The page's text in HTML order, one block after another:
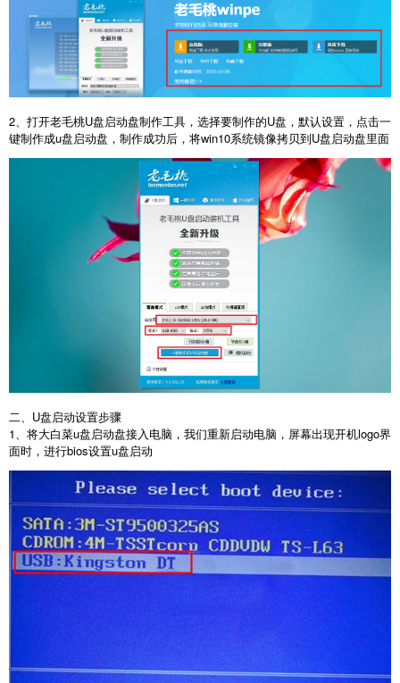
2、打开老毛桃U盘启动盘制作工具，选择要制作的U盘，默认设置，点击一
键制作成u盘启动盘，制作成功后，将win10系统镜像拷贝到U盘启动盘里面
二、U盘启动设置步骤
1、将大白菜u盘启动盘接入电脑，我们重新启动电脑，屏幕出现开机logo界
面时，进行bios设置u盘启动